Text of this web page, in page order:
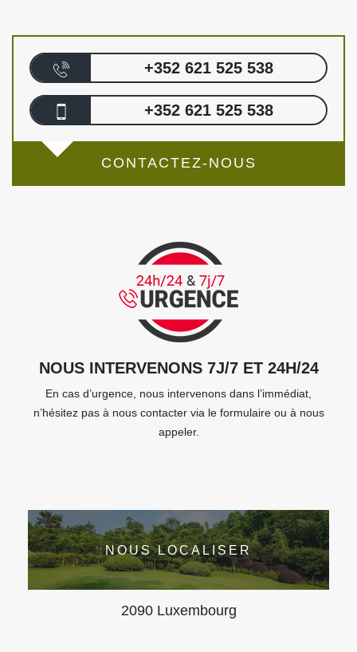
+352 621 525 538
+352 621 525 538
CONTACTEZ-NOUS
NOUS INTERVENONS 7J/7 ET 24H/24
En cas d’urgence, nous intervenons dans l’immédiat,
n’hésitez pas à nous contacter via le formulaire ou à nous
appeler.
NOUS LOCALISER
2090 Luxembourg